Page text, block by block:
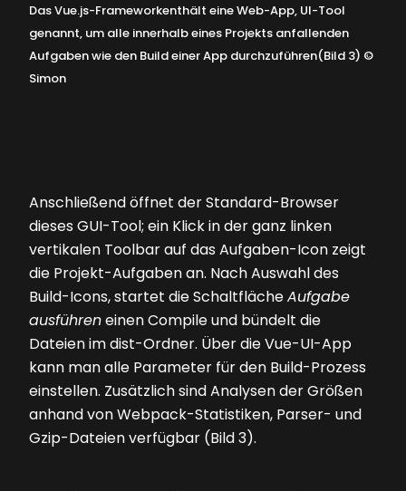
Das Vue.js-Frameworkenthält eine Web-App, UI-Tool
genannt, um alle innerhalb eines Projekts anfallenden
Aufgaben wie den Build einer App durchzuführen(Bild 3) ©
Simon
Anschließend öffnet der Standard-Browser
dieses GUI-Tool; ein Klick in der ganz linken
vertikalen Toolbar auf das Aufgaben-Icon zeigt
die Projekt-Aufgaben an. Nach Auswahl des
Build-Icons, startet die SchaltflächeAufgabe
ausführeneinen Compile und bündelt die
Dateien im dist-Ordner. Über die Vue-UI-App
kann man alle Parameter für den Build-Prozess
einstellen. Zusätzlich sind Analysen der Größen
anhand von Webpack-Statistiken, Parser- und
Gzip-Dateien verfügbar (Bild 3).